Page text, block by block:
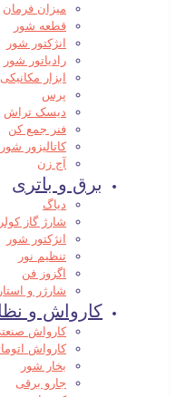
میزان فرمان
قطعه شور
انژکتور شور
رادیاتور شور
ابزار
پرس
دیسک تراش
فنر جمع کن
کاتالیزور شور
آج زن
برق و باتری
دیاگ
شارژ گاز کولر
انژکتور شور
تنظیم نور
اگزوز فن
شارژر و
کارواش و
کارواش
کارواش
بخار شور
جارو برقی